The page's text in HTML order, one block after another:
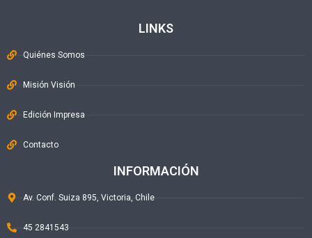
LINKS
Quiénes Somos
Misión Visión
Edición Impresa
Contacto
INFORMACIÓN
Av. Conf. Suiza 895, Victoria, Chile
45 2841543